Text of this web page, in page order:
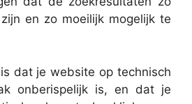
en zo moeilijk mogelijk te
dat je website op technisch
onberispelijk is, en dat je